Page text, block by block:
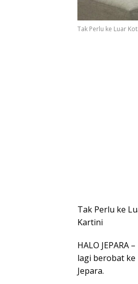
Tak Perlu ke Luar
Tak Perlu ke
Kartini
HALO
lagi berobat ke
Jepara.